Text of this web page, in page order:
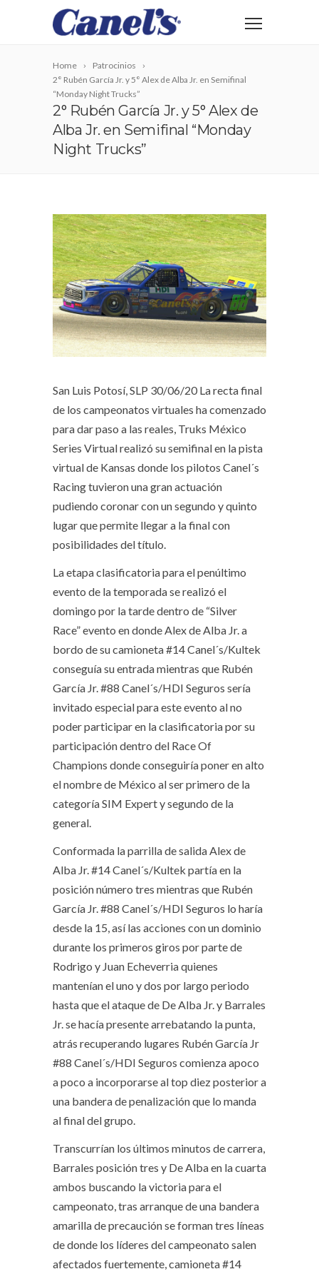
Home
Patrocinios
2° Rubén García Jr. y 5° Alex de Alba Jr. en Semifinal
“Monday Night Trucks”
2° Rubén García Jr. y 5° Alex de
Alba Jr. en Semifinal “Monday
Night Trucks”
San Luis Potosí, SLP 30/06/20 La recta final
de los campeonatos virtuales ha comenzado
para dar paso a las reales, Truks México
Series Virtual realizó su semifinal en la pista
virtual de Kansas donde los pilotos Canel´s
Racing tuvieron una gran actuación
pudiendo coronar con un segundo y quinto
lugar que permite llegar a la final con
posibilidades del título.
La etapa clasificatoria para el penúltimo
evento de la temporada se realizó el
domingo por la tarde dentro de “Silver
Race” evento en donde Alex de Alba Jr. a
bordo de su camioneta #14 Canel´s/Kultek
conseguía su entrada mientras que Rubén
García Jr. #88 Canel´s/HDI Seguros sería
invitado especial para este evento al no
poder participar en la clasificatoria por su
participación dentro del Race Of
Champions donde conseguiría poner en alto
el nombre de México al ser primero de la
categoría SIM Expert y segundo de la
general.
Conformada la parrilla de salida Alex de
Alba Jr. #14 Canel´s/Kultek partía en la
posición número tres mientras que Rubén
García Jr. #88 Canel´s/HDI Seguros lo haría
desde la 15, así las acciones con un dominio
durante los primeros giros por parte de
Rodrigo y Juan Echeverria quienes
mantenían el uno y dos por largo periodo
hasta que el ataque de De Alba Jr. y Barrales
Jr. se hacía presente arrebatando la punta,
atrás recuperando lugares Rubén García Jr
#88 Canel´s/HDI Seguros comienza apoco
a poco a incorporarse al top diez posterior a
una bandera de penalización que lo manda
al final del grupo.
Transcurrían los últimos minutos de carrera,
Barrales posición tres y De Alba en la cuarta
ambos buscando la victoria para el
campeonato, tras arranque de una bandera
amarilla de precaución se forman tres líneas
de donde los líderes del campeonato salen
afectados fuertemente, camioneta #14